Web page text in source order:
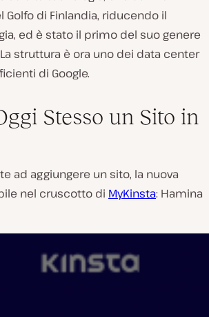
Golfo di Finlandia, riducendo il
ed è stato il primo del suo genere
struttura è ora uno dei data center
di Google.
Stesso un Sito in
ad aggiungere un sito, la nuova
nel cruscotto di MyKinsta: Hamina